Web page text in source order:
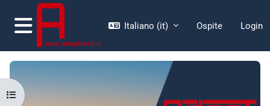
Vai al contenuto principale
Pannello laterale
Italiano ‎(it)‎ Ospite Login
Apri indice del corso